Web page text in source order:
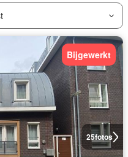
25fotos
Bijgewerkt